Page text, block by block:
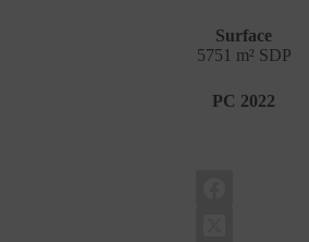
Surface
5751 m² SDP
PC 2022